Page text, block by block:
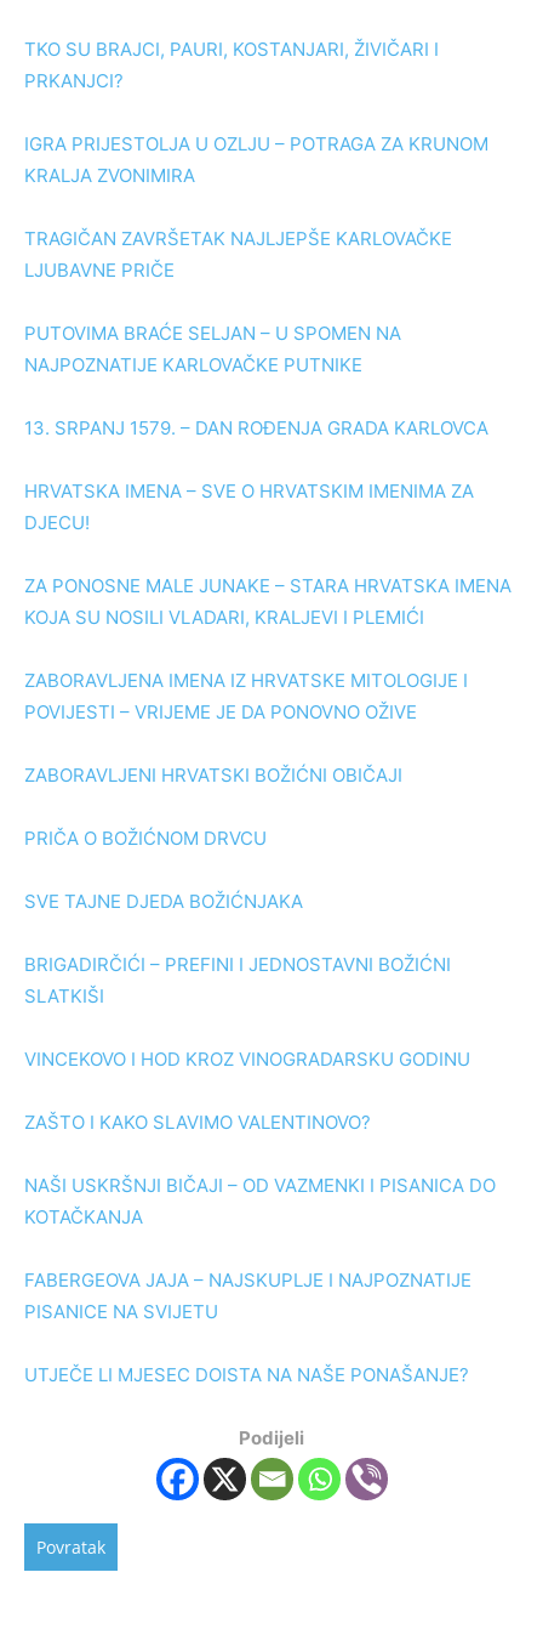
TKO SU BRAJCI, PAURI, KOSTANJARI, ŽIVIČARI I
PRKANJCI?
IGRA PRIJESTOLJA U OZLJU – POTRAGA ZA KRUNOM
KRALJA ZVONIMIRA
TRAGIČAN ZAVRŠETAK NAJLJEPŠE KARLOVAČKE
LJUBAVNE PRIČE
PUTOVIMA BRAĆE SELJAN – U SPOMEN NA
NAJPOZNATIJE KARLOVAČKE PUTNIKE
13. SRPANJ 1579. – DAN ROĐENJA GRADA KARLOVCA
HRVATSKA IMENA – SVE O HRVATSKIM IMENIMA ZA
DJECU!
ZA PONOSNE MALE JUNAKE – STARA HRVATSKA IMENA
KOJA SU NOSILI VLADARI, KRALJEVI I PLEMIĆI
ZABORAVLJENA IMENA IZ HRVATSKE MITOLOGIJE I
POVIJESTI – VRIJEME JE DA PONOVNO OŽIVE
ZABORAVLJENI HRVATSKI BOŽIĆNI OBIČAJI
PRIČA O BOŽIĆNOM DRVCU
SVE TAJNE DJEDA BOŽIĆNJAKA
BRIGADIRČIĆI – PREFINI I JEDNOSTAVNI BOŽIĆNI
SLATKIŠI
VINCEKOVO I HOD KROZ VINOGRADARSKU GODINU
ZAŠTO I KAKO SLAVIMO VALENTINOVO?
NAŠI USKRŠNJI BIČAJI – OD VAZMENKI I PISANICA DO
KOTAČKANJA
FABERGEOVA JAJA – NAJSKUPLJE I NAJPOZNATIJE
PISANICE NA SVIJETU
UTJEČE LI MJESEC DOISTA NA NAŠE PONAŠANJE?
Podijeli